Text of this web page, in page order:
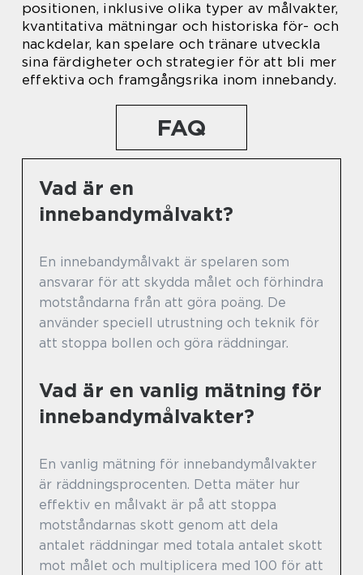
positionen, inklusive olika typer av målvakter,
kvantitativa mätningar och historiska för- och
nackdelar, kan spelare och tränare utveckla
sina färdigheter och strategier för att bli mer
effektiva och framgångsrika inom innebandy.
FAQ
Vad är en
innebandymålvakt?
En innebandymålvakt är spelaren som
ansvarar för att skydda målet och förhindra
motståndarna från att göra poäng. De
använder speciell utrustning och teknik för
att stoppa bollen och göra räddningar.
Vad är en vanlig mätning för
innebandymålvakter?
En vanlig mätning för innebandymålvakter
är räddningsprocenten. Detta mäter hur
effektiv en målvakt är på att stoppa
motståndarnas skott genom att dela
antalet räddningar med totala antalet skott
mot målet och multiplicera med 100 för att